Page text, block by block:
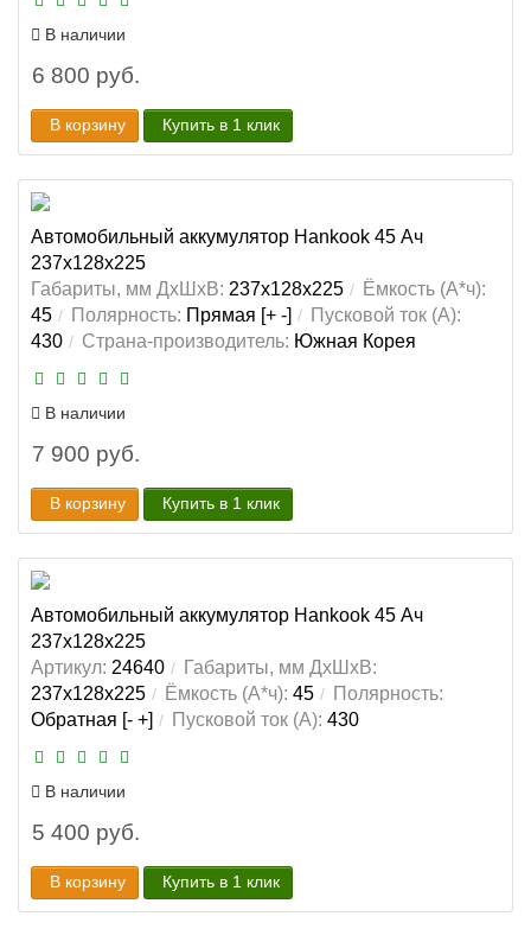
В наличии
6 800 руб.
В корзину Купить в 1 клик
Автомобильный аккумулятор Hankook 45 Ач
237x128x225
Габариты, мм ДхШхВ: 237x128x225
Ёмкость (А*ч):
45
Полярность: Прямая [+ -]
Пусковой ток (А):
430
Страна-производитель: Южная Корея
В наличии
7 900 руб.
В корзину Купить в 1 клик
Автомобильный аккумулятор Hankook 45 Ач
237x128x225
Артикул: 24640
Габариты, мм ДхШхВ:
237x128x225
Ёмкость (А*ч): 45
Полярность:
Обратная [- +]
Пусковой ток (А): 430
В наличии
5 400 руб.
В корзину Купить в 1 клик